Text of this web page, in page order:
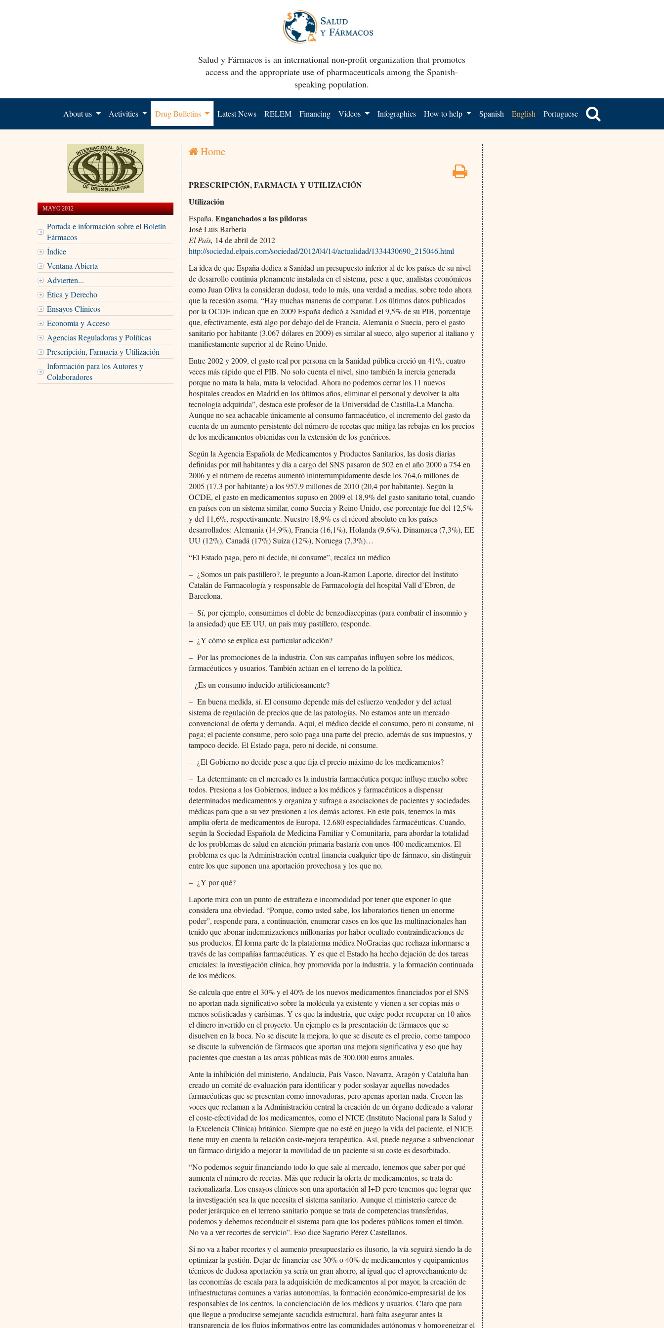
Salud y Fármacos is an international non-profit organization that promotes
access and the appropriate use of pharmaceuticals among the Spanish-
speaking population.
About us Activities Drug Bulletins Latest News RELEM Financing Videos Infographics How to help Spanish English Portuguese
MAYO 2012
Portada e información sobre el Boletín
Fármacos
Índice
Ventana Abierta
Advierten...
Ética y Derecho
Ensayos Clínicos
Economía y Acceso
Agencias Reguladoras y Políticas
Prescripción, Farmacia y Utilización
Información para los Autores y
Colaboradores
Home
PRESCRIPCIÓN, FARMACIA Y UTILIZACIÓN
Utilización
España.Enganchados a las píldoras
José Luis Barbería
El País, 14 de abril de 2012
http://sociedad.elpais.com/sociedad/2012/04/14/actualidad/1334430690_215046.html
La idea de que España dedica a Sanidad un presupuesto inferior al de los países de su nivel
de desarrollo continúa plenamente instalada en el sistema, pese a que, analistas económicos
como Juan Oliva la consideran dudosa, todo lo más, una verdad a medias, sobre todo ahora
que la recesión asoma. “Hay muchas maneras de comparar. Los últimos datos publicados
por la OCDE indican que en 2009 España dedicó a Sanidad el 9,5% de su PIB, porcentaje
que, efectivamente, está algo por debajo del de Francia, Alemania o Suecia, pero el gasto
sanitario por habitante (3.067 dólares en 2009) es similar al sueco, algo superior al italiano y
manifiestamente superior al de Reino Unido.
Entre 2002 y 2009, el gasto real por persona en la Sanidad pública creció un 41%, cuatro
veces más rápido que el PIB. No solo cuenta el nivel, sino también la inercia generada
porque no mata la bala, mata la velocidad. Ahora no podemos cerrar los 11 nuevos
hospitales creados en Madrid en los últimos años, eliminar el personal y devolver la alta
tecnología adquirida”, destaca este profesor de la Universidad de Castilla-La Mancha.
Aunque no sea achacable únicamente al consumo farmacéutico, el incremento del gasto da
cuenta de un aumento persistente del número de recetas que mitiga las rebajas en los precios
de los medicamentos obtenidas con la extensión de los genéricos.
Según la Agencia Española de Medicamentos y Productos Sanitarios, las dosis diarias
definidas por mil habitantes y día a cargo del SNS pasaron de 502 en el año 2000 a 754 en
2006 y el número de recetas aumentó ininterrumpidamente desde los 764,6 millones de
2005 (17,3 por habitante) a los 957,9 millones de 2010 (20,4 por habitante). Según la
OCDE, el gasto en medicamentos supuso en 2009 el 18,9% del gasto sanitario total, cuando
en países con un sistema similar, como Suecia y Reino Unido, ese porcentaje fue del 12,5%
y del 11,6%, respectivamente. Nuestro 18,9% es el récord absoluto en los países
desarrollados: Alemania (14,9%), Francia (16,1%), Holanda (9,6%), Dinamarca (7,3%), EE
UU (12%), Canadá (17%) Suiza (12%), Noruega (7,3%)…
“El Estado paga, pero ni decide, ni consume”, recalca un médico
– ¿Somos un país pastillero?, le pregunto a Joan-Ramon Laporte, director del Instituto
Catalán de Farmacología y responsable de Farmacología del hospital Vall d’Ebron, de
Barcelona.
– Sí, por ejemplo, consumimos el doble de benzodiacepinas (para combatir el insomnio y
la ansiedad) que EE UU, un país muy pastillero, responde.
– ¿Y cómo se explica esa particular adicción?
– Por las promociones de la industria. Con sus campañas influyen sobre los médicos,
farmacéuticos y usuarios. También actúan en el terreno de la política.
– ¿Es un consumo inducido artificiosamente?
– En buena medida, sí. El consumo depende más del esfuerzo vendedor y del actual
sistema de regulación de precios que de las patologías. No estamos ante un mercado
convencional de oferta y demanda. Aquí, el médico decide el consumo, pero ni consume, ni
paga; el paciente consume, pero solo paga una parte del precio, además de sus impuestos, y
tampoco decide. El Estado paga, pero ni decide, ni consume.
– ¿El Gobierno no decide pese a que fija el precio máximo de los medicamentos?
– La determinante en el mercado es la industria farmacéutica porque influye mucho sobre
todos. Presiona a los Gobiernos, induce a los médicos y farmacéuticos a dispensar
determinados medicamentos y organiza y sufraga a asociaciones de pacientes y sociedades
médicas para que a su vez presionen a los demás actores. En este país, tenemos la más
amplia oferta de medicamentos de Europa, 12.680 especialidades farmacéuticas. Cuando,
según la Sociedad Española de Medicina Familiar y Comunitaria, para abordar la totalidad
de los problemas de salud en atención primaria bastaría con unos 400 medicamentos. El
problema es que la Administración central financia cualquier tipo de fármaco, sin distinguir
entre los que suponen una aportación provechosa y los que no.
– ¿Y por qué?
Laporte mira con un punto de extrañeza e incomodidad por tener que exponer lo que
considera una obviedad. “Porque, como usted sabe, los laboratorios tienen un enorme
poder”, responde para, a continuación, enumerar casos en los que las multinacionales han
tenido que abonar indemnizaciones millonarias por haber ocultado contraindicaciones de
sus productos. Él forma parte de la plataforma médica NoGracias que rechaza informarse a
través de las compañías farmacéuticas. Y es que el Estado ha hecho dejación de dos tareas
cruciales: la investigación clínica, hoy promovida por la industria, y la formación continuada
de los médicos.
Se calcula que entre el 30% y el 40% de los nuevos medicamentos financiados por el SNS
no aportan nada significativo sobre la molécula ya existente y vienen a ser copias más o
menos sofisticadas y carísimas. Y es que la industria, que exige poder recuperar en 10 años
el dinero invertido en el proyecto. Un ejemplo es la presentación de fármacos que se
disuelven en la boca. No se discute la mejora, lo que se discute es el precio, como tampoco
se discute la subvención de fármacos que aportan una mejora significativa y eso que hay
pacientes que cuestan a las arcas públicas más de 300.000 euros anuales.
Ante la inhibición del ministerio, Andalucía, País Vasco, Navarra, Aragón y Cataluña han
creado un comité de evaluación para identificar y poder soslayar aquellas novedades
farmacéuticas que se presentan como innovadoras, pero apenas aportan nada. Crecen las
voces que reclaman a la Administración central la creación de un órgano dedicado a valorar
el coste-efectividad de los medicamentos, como el NICE (Instituto Nacional para la Salud y
la Excelencia Clínica) británico. Siempre que no esté en juego la vida del paciente, el NICE
tiene muy en cuenta la relación coste-mejora terapéutica. Así, puede negarse a subvencionar
un fármaco dirigido a mejorar la movilidad de un paciente si su coste es desorbitado.
“No podemos seguir financiando todo lo que sale al mercado, tenemos que saber por qué
aumenta el número de recetas. Más que reducir la oferta de medicamentos, se trata de
racionalizarla. Los ensayos clínicos son una aportación al I+D pero tenemos que lograr que
la investigación sea la que necesita el sistema sanitario. Aunque el ministerio carece de
poder jerárquico en el terreno sanitario porque se trata de competencias transferidas,
podemos y debemos reconducir el sistema para que los poderes públicos tomen el timón.
No va a ver recortes de servicio”. Eso dice Sagrario Pérez Castellanos.
Si no va a haber recortes y el aumento presupuestario es ilusorio, la vía seguirá siendo la de
optimizar la gestión. Dejar de financiar ese 30% o 40% de medicamentos y equipamientos
técnicos de dudosa aportación ya sería un gran ahorro, al igual que el aprovechamiento de
las economías de escala para la adquisición de medicamentos al por mayor, la creación de
infraestructuras comunes a varias autonomías, la formación económico-empresarial de los
responsables de los centros, la concienciación de los médicos y usuarios. Claro que para
que llegue a producirse semejante sacudida estructural, hará falta asegurar antes la
transparencia de los flujos informativos entre las comunidades autónomas y homogeneizar el